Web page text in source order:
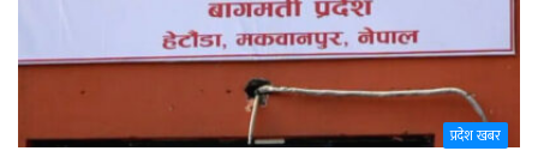
प्रदेश खबर